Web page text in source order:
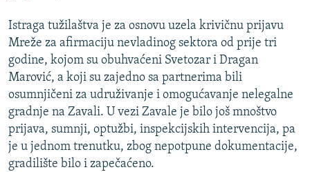
Istraga tužilaštva je za osnovu uzela krivičnu prijavu
Mreže za afirmaciju nevladinog sektora od prije tri
godine, kojom su obuhvaćeni Svetozar i Dragan
Marović, a koji su zajedno sa partnerima bili
osumnjičeni za udruživanje i omogućavanje nelegalne
gradnje na Zavali. U vezi Zavale je bilo još mnoštvo
prijava, sumnji, optužbi, inspekcijskih intervencija, pa
je u jednom trenutku, zbog nepotpune dokumentacije,
gradilište bilo i zapečaćeno.